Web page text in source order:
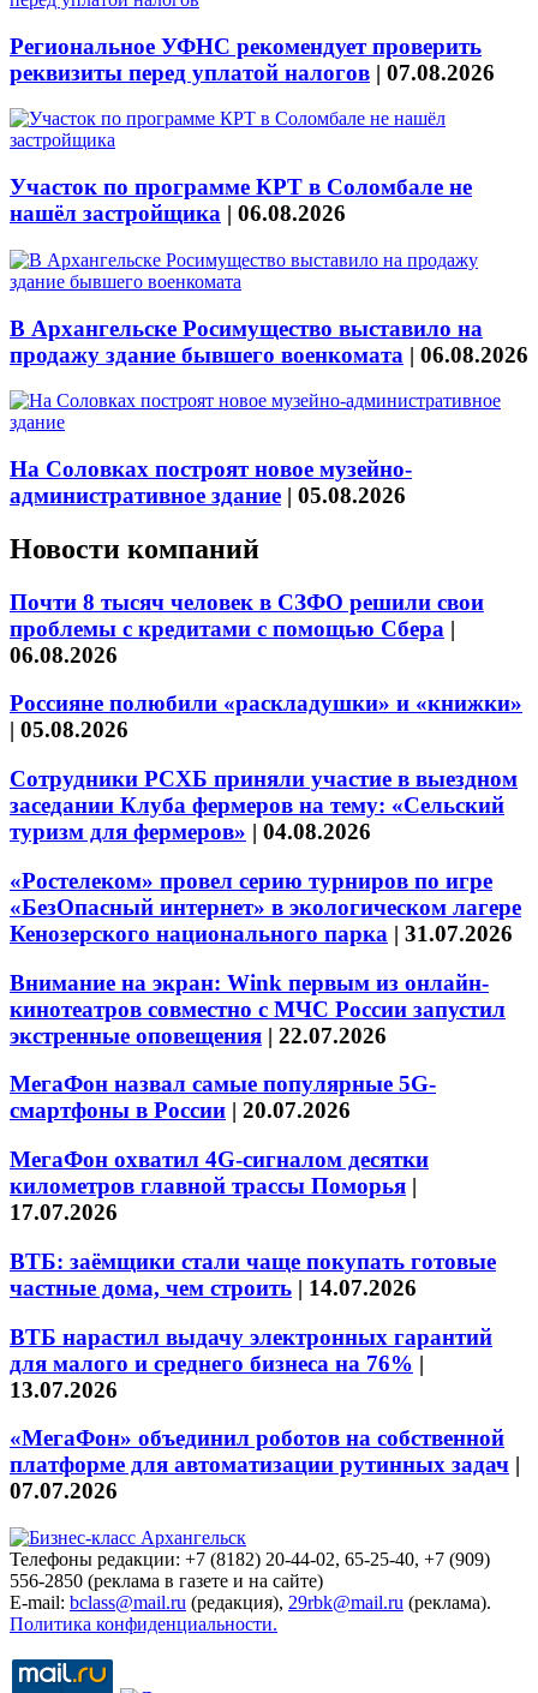
Региональное УФНС рекомендует проверить
реквизиты перед уплатой налогов | 07.08.2026
Участок по программе КРТ в Соломбале не
нашёл застройщика | 06.08.2026
В Архангельске Росимущество выставило на
продажу здание бывшего военкомата | 06.08.2026
На Соловках построят новое музейно-
административное здание | 05.08.2026
Новости компаний
Почти 8 тысяч человек в СЗФО решили свои
проблемы с кредитами с помощью Сбера |
06.08.2026
Россияне полюбили «раскладушки» и «книжки»
| 05.08.2026
Сотрудники РСХБ приняли участие в выездном
заседании Клуба фермеров на тему: «Сельский
туризм для фермеров» | 04.08.2026
«Ростелеком» провел серию турниров по игре
«БезОпасный интернет» в экологическом лагере
Кенозерского национального парка | 31.07.2026
Внимание на экран: Wink первым из онлайн-
кинотеатров совместно с МЧС России запустил
экстренные оповещения | 22.07.2026
МегаФон назвал самые популярные 5G-
смартфоны в России | 20.07.2026
МегаФон охватил 4G-сигналом десятки
километров главной трассы Поморья |
17.07.2026
ВТБ: заёмщики стали чаще покупать готовые
частные дома, чем строить | 14.07.2026
ВТБ нарастил выдачу электронных гарантий
для малого и среднего бизнеса на 76% |
13.07.2026
«МегаФон» объединил роботов на собственной
платформе для автоматизации рутинных задач |
07.07.2026
Телефоны редакции: +7 (8182) 20-44-02, 65-25-40, +7 (909)
556-2850 (реклама в газете и на сайте)
E-mail: bclass@mail.ru (редакция), 29rbk@mail.ru (реклама).
Политика конфиденциальности.